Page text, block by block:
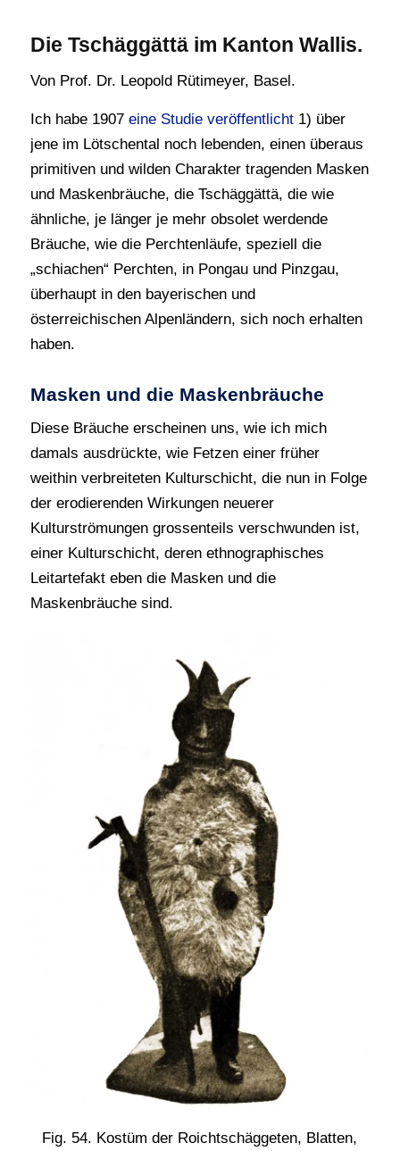
Die Tschäggättä im Kanton Wallis.
Von Prof. Dr. Leopold Rütimeyer, Basel.
Ich habe 1907eine Studie veröffentlicht1) über
jene im Lötschental noch lebenden, einen überaus
primitiven und wilden Charakter tragenden Masken
und Maskenbräuche, die Tschäggättä, die wie
ähnliche, je länger je mehr obsolet werdende
Bräuche, wie die Perchtenläufe, speziell die
„schiachen“ Perchten, in Pongau und Pinzgau,
überhaupt in den bayerischen und
österreichischen Alpenländern, sich noch erhalten
haben.
Masken und die Maskenbräuche
Diese Bräuche erscheinen uns, wie ich mich
damals ausdrückte, wie Fetzen einer früher
weithin verbreiteten Kulturschicht, die nun in Folge
der erodierenden Wirkungen neuerer
Kulturströmungen grossenteils verschwunden ist,
einer Kulturschicht, deren ethnographisches
Leitartefakt eben die Masken und die
Maskenbräuche sind.
Fig. 54. Kostüm der Roichtschäggeten, Blatten,